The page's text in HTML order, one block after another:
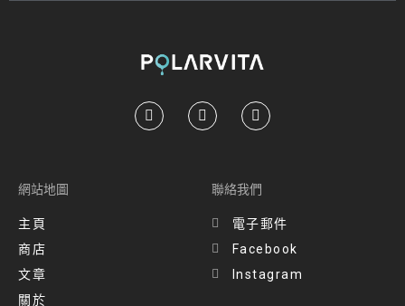
網站地圖
主頁
商店
文章
關於
聯絡我們
電子郵件
Facebook
Instagram